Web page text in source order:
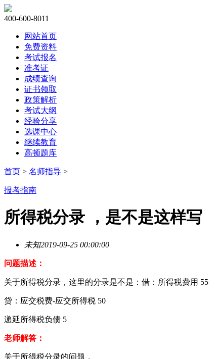
400-600-8011
网站首页
免费资料
考试报名
准考证
成绩查询
证书领取
政策解析
考试大纲
经验分享
选课中心
继续教育
高顿题库
首页 > 名师指导 >
报考指南
所得税分录 ，是不是这样写
未知2019-09-25 00:00:00
问题描述：
关于所得税分录，这里的分录是不是：借：所得税费用 55
贷：应交税费-应交所得税 50
递延所得税负债 5
老师解答：
关于所得税分录的问题，